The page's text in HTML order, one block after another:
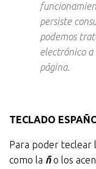
persiste
podemos
electrónico a
página.
TECLADO
Para poder teclear
como la ño los